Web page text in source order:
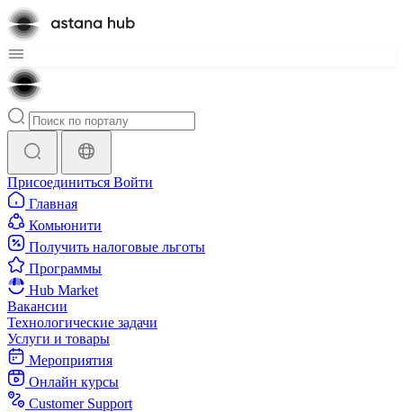
Присоединиться Войти
Главная
Комьюнити
Получить налоговые льготы
Программы
Hub Market
Вакансии
Технологические задачи
Услуги и товары
Мероприятия
Онлайн курсы
Customer Support